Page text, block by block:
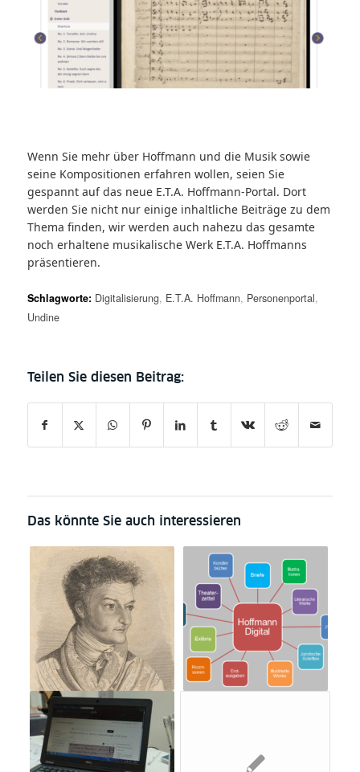
Wenn Sie mehr über Hoffmann und die Musik sowie
seine Kompositionen erfahren wollen, seien Sie
gespannt auf das neue E.T.A. Hoffmann-Portal. Dort
werden Sie nicht nur einige inhaltliche Beiträge zu dem
Thema finden, wir werden auch nahezu das gesamte
noch erhaltene musikalische Werk E.T.A. Hoffmanns
präsentieren.
Schlagworte: Digitalisierung, E.T.A. Hoffmann, Personenportal,
Undine
Das könnte Sie auch interessieren